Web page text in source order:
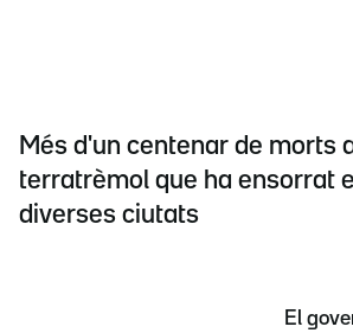
Més d'un centenar de morts
terratrèmol que ha ensorrat
diverses ciutats
El